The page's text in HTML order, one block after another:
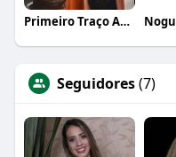
Primeiro Traço Arquitetura
Seguidores(7)